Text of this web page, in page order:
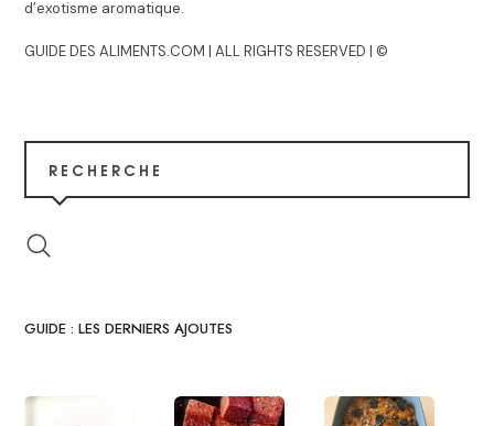
d’exotisme aromatique.
GUIDE DES ALIMENTS.COM | ALL RIGHTS RESERVED | ©
RECHERCHE
GUIDE : LES DERNIERS AJOUTES